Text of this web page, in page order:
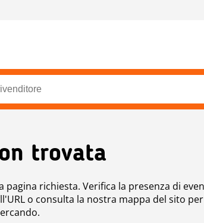
trovata
pagina richiesta. Verifica la presenza di
o consulta la nostra mappa del sito per